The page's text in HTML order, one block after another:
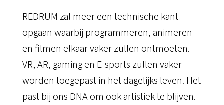
REDRUM zal meer een technische kant
opgaan waarbij programmeren, animeren
en filmen elkaar vaker zullen ontmoeten.
VR, AR, gaming en E-sports zullen vaker
worden toegepast in het dagelijks leven. Het
past bij ons DNA om ook artistiek te blijven.